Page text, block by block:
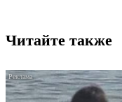
Читайте также